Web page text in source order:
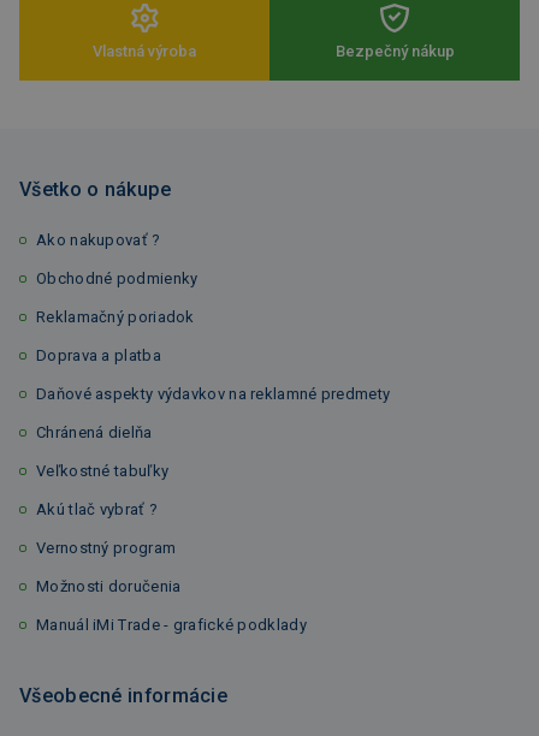
Vlastná výroba Bezpečný nákup
Všetko o nákupe
Ako nakupovať ?
Obchodné podmienky
Reklamačný poriadok
Doprava a platba
Daňové aspekty výdavkov na reklamné predmety
Chránená dielňa
Veľkostné tabuľky
Akú tlač vybrať ?
Vernostný program
Možnosti doručenia
Manuál iMi Trade - grafické podklady
Všeobecné informácie